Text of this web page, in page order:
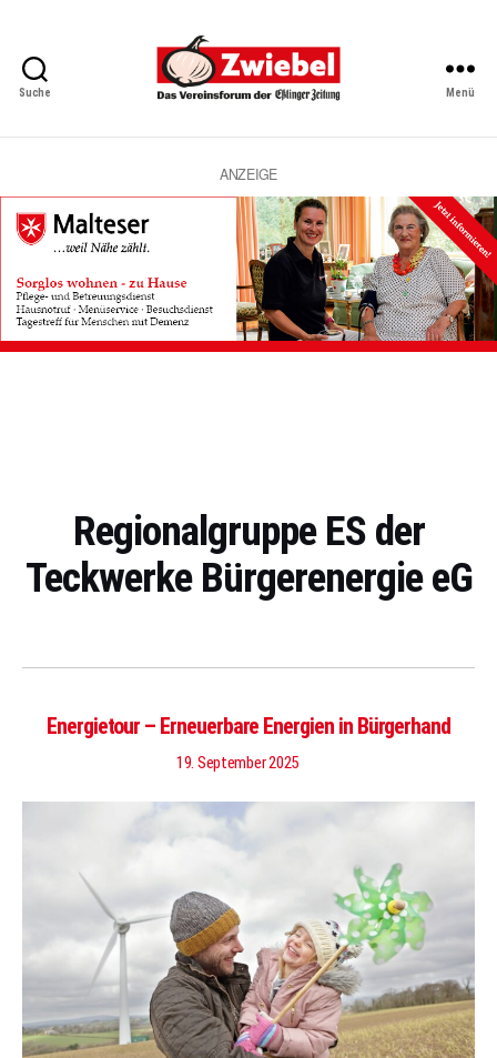
Suche
Vereinsforum
Eßlinger
Zeitung
Menü
ANZEIGE
Regionalgruppe ES der
Teckwerke Bürgerenergie eG
Energietour – Erneuerbare Energien in Bürgerhand
19. September 2025